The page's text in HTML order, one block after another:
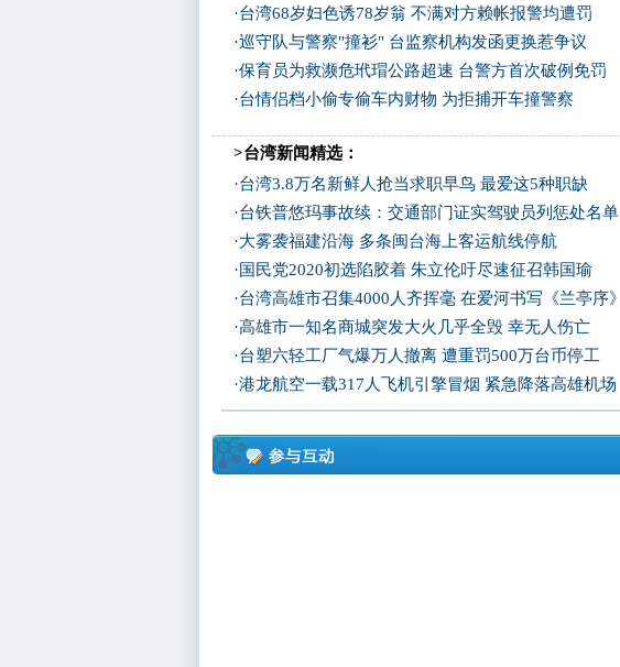
·台湾68岁妇色诱78岁翁 不满对方赖帐报警均遭罚
·巡守队与警察"撞衫" 台监察机构发函更换惹争议
·保育员为救濒危玳瑁公路超速 台警方首次破例免罚
·台情侣档小偷专偷车内财物 为拒捕开车撞警察
>台湾新闻精选：
·台湾3.8万名新鲜人抢当求职早鸟 最爱这5种职缺
·台铁普悠玛事故续：交通部门证实驾驶员列惩处名单
·大雾袭福建沿海 多条闽台海上客运航线停航
· 国民党2020初选陷胶着 朱立伦吁尽速征召韩国瑜
·台湾高雄市召集4000人齐挥毫 在爱河书写《兰亭序》
·高雄市一知名商城突发大火几乎全毁 幸无人伤亡
·台塑六轻工厂气爆万人撤离 遭重罚500万台币停工
·港龙航空一载317人飞机引擎冒烟 紧急降落高雄机场